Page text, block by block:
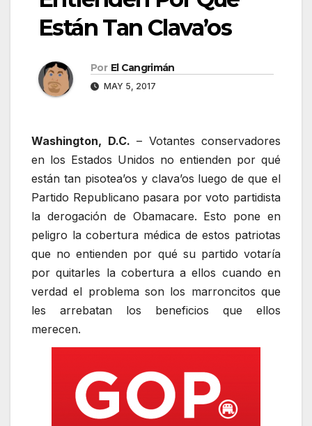
Están Tan Clava’os
Por El Cangrimán
MAY 5, 2017
Washington, D.C. – Votantes conservadores
en los Estados Unidos no entienden por qué
están tan pisotea’os y clava’os luego de que el
Partido Republicano pasara por voto partidista
la derogación de Obamacare. Esto pone en
peligro la cobertura médica de estos patriotas
que no entienden por qué su partido votaría
por quitarles la cobertura a ellos cuando en
verdad el problema son los marroncitos que
les arrebatan los beneficios que ellos
merecen.